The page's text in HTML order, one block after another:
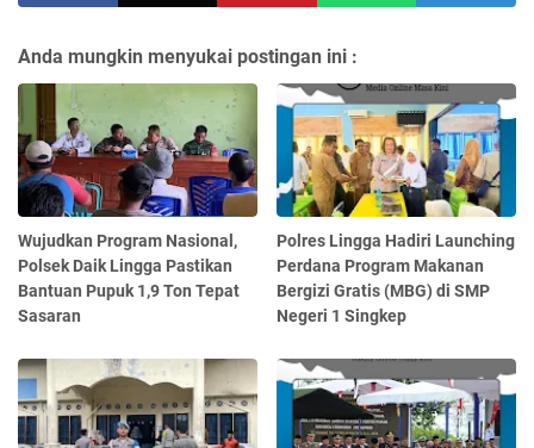
Anda mungkin menyukai postingan ini :
Wujudkan Program Nasional,
Polsek Daik Lingga Pastikan
Bantuan Pupuk 1,9 Ton Tepat
Sasaran
Polres Lingga Hadiri Launching
Perdana Program Makanan
Bergizi Gratis (MBG) di SMP
Negeri 1 Singkep